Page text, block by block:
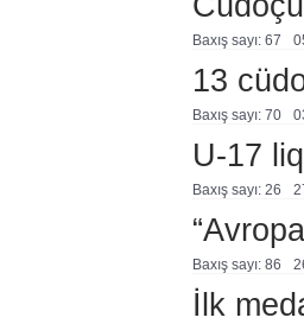
Baxış sayı: 67
13
Baxış sayı: 70
U-17
Baxış sayı: 26
Baxış sayı: 86
İlk